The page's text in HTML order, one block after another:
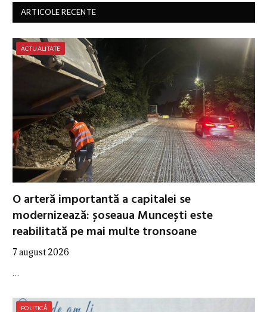
ARTICOLE RECENTE
ACTUALITATE
O arteră importantă a capitalei se
modernizează: șoseaua Muncești este
reabilitată pe mai multe tronsoane
7 august 2026
…
POLITICĂ